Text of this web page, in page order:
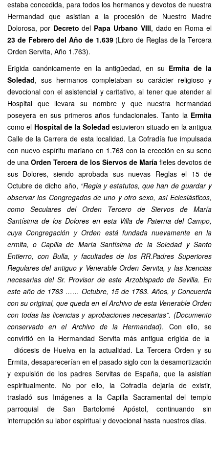
estaba concedida, para todos los hermanos y devotos de nuestra
Hermandad que asistían a la procesión de Nuestro Madre
Dolorosa, por Decreto del Papa Urbano VIII, dado en Roma el
23 de Febrero del Año de 1.639(Libro de Reglas de la Tercera
Orden Servita, Año 1.763).
Erigida canónicamente en la antigüedad, en su Ermita de la
Soledad, sus hermanos completaban su carácter religioso y
devocional con el asistencial y caritativo, al tener que atender al
Hospital que llevara su nombre y que nuestra hermandad
poseyera en sus primeros años fundacionales. Tanto la Ermita
como el Hospital de la Soledad estuvieron situado en la antigua
Calle de la Carrera de esta localidad. La Cofradía fue impulsada
con nuevo espíritu mariano en 1.763 con la erección en su seno
de una Orden Tercera de los Siervos de María fieles devotos de
sus Dolores, siendo aprobada sus nuevas Reglas el 15 de
Octubre de dicho año, “Regla y estatutos, que han de guardar y
observar los Congregados de uno y otro sexo, así Eclesiásticos,
como Seculares del Orden Tercero de Siervos de María
Santísima de los Dolores en esta Villa de Paterna del Campo,
cuya Congregación y Orden está fundada nuevamente en la
ermita, o Capilla de María Santísima de la Soledad y Santo
Entierro, con Bulla, y facultades de los RR.Padres Superiores
Regulares del antiguo y Venerable Orden Servita, y las licencias
necesarias del Sr. Provisor de este Arzobispado de Sevilla. En
este año de 1763 …… Octubre, 15 de 1763. Años, y Concuerda
con su original, que queda en el Archivo de esta Venerable Orden
con todas las licencias y aprobaciones necesarias”. (Documento
conservado en el Archivo de la Hermandad). Con ello, se
convirtió en la Hermandad Servita más antigua erigida de la
diócesis de Huelva en la actualidad. La Tercera Orden y su
Ermita, desaparecerían en el pasado siglo con la desamortización
y expulsión de los padres Servitas de España, que la asistían
espiritualmente. No por ello, la Cofradía dejaría de existir,
trasladó sus Imágenes a la Capilla Sacramental del templo
parroquial de San Bartolomé Apóstol, continuando sin
interrupción su labor espiritual y devocional hasta nuestros días.